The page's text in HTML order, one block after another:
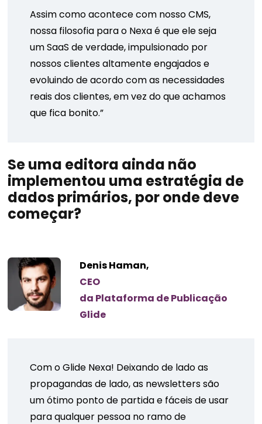
Assim como acontece com nosso CMS,
nossa filosofia para o Nexa é que ele seja
um SaaS de verdade, impulsionado por
nossos clientes altamente engajados e
evoluindo de acordo com as necessidades
reais dos clientes, em vez do que achamos
que fica bonito.”
Se uma editora ainda não
implementou uma estratégia de
dados primários, por onde deve
começar?
Denis Haman,
CEO
da Plataforma de Publicação
Glide
Com o Glide Nexa! Deixando de lado as
propagandas de lado, as newsletters são
um ótimo ponto de partida e fáceis de usar
para qualquer pessoa no ramo de